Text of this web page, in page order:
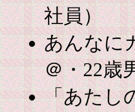
社員）
あんなに
＠・22歳
「あたし